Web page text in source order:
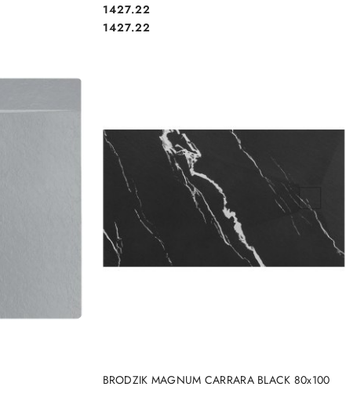
Cena:
1427.22
Cena:
1427.22
BRODZIK MAGNUM CARRARA BLACK 80x100
DO KOSZYKA